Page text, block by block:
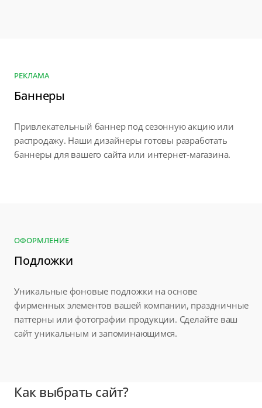
РЕКЛАМА
Баннеры
Привлекательный баннер под сезонную акцию или
распродажу. Наши дизайнеры готовы разработать
баннеры для вашего сайта или интернет-магазина.
ОФОРМЛЕНИЕ
Подложки
Уникальные фоновые подложки на основе
фирменных элементов вашей компании, праздничные
паттерны или фотографии продукции. Сделайте ваш
сайт уникальным и запоминающимся.
Как выбрать сайт?